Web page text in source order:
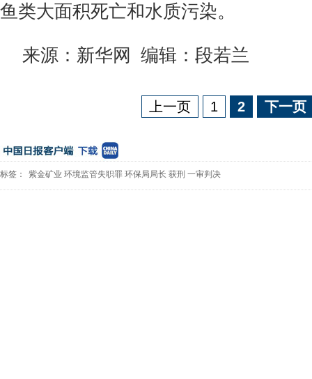
鱼类大面积死亡和水质污染。
来源：新华网 编辑：段若兰
上一页 1 2 下一页
标签： 紫金矿业 环境监管失职罪 环保局局长 获刑 一审判决